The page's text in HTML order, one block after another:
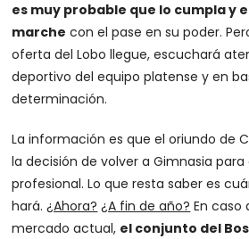
es muy probable que lo cumpla y
marche con el pase en su poder.
oferta del Lobo llegue, escuchará
deportivo del equipo platense y en
determinación.
La información es que el oriundo de
la decisión de volver a Gimnasia
profesional. Lo que resta saber es
hará.¿Ahora? ¿A fin de año? En caso
mercado actual, el conjunto del